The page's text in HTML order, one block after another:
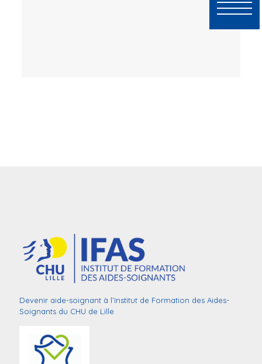
Devenir aide-soignant à l’Institut de Formation des Aides-
Soignants du CHU de Lille